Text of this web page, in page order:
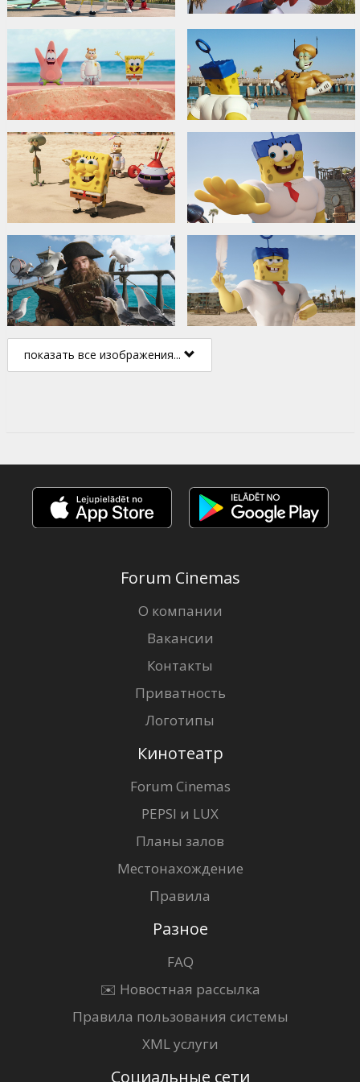
показать все изображения...
Forum Cinemas
О компании
Вакансии
Контакты
Приватность
Логотипы
Кинотеатр
Forum Cinemas
PEPSI и LUX
Планы залов
Местонахождение
Правила
Разное
FAQ
✉️ Новостная рассылка
Правила пользования системы
XML услуги
Социальные сети